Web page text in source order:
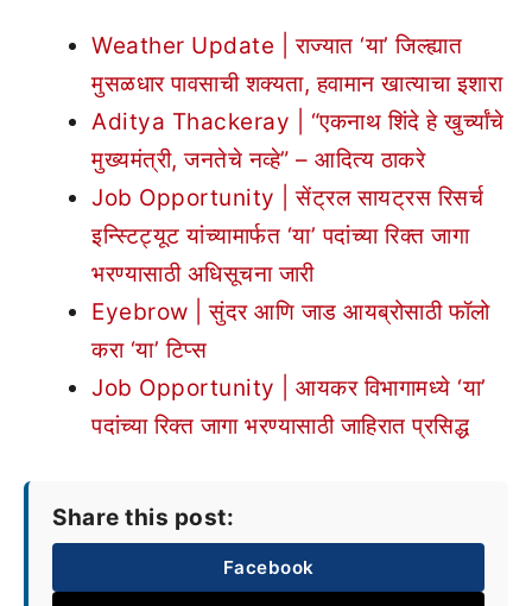
Weather Update | राज्यात ‘या’ जिल्ह्यात
मुसळधार पावसाची शक्यता, हवामान खात्याचा इशारा
Aditya Thackeray | “एकनाथ शिंदे हे खुर्च्यांचे
मुख्यमंत्री, जनतेचे नव्हे” – आदित्य ठाकरे
Job Opportunity | सेंट्रल सायट्रस रिसर्च
इन्स्टिट्यूट यांच्यामार्फत ‘या’ पदांच्या रिक्त जागा
भरण्यासाठी अधिसूचना जारी
Eyebrow | सुंदर आणि जाड आयब्रोसाठी फॉलो
करा ‘या’ टिप्स
Job Opportunity | आयकर विभागामध्ये ‘या’
पदांच्या रिक्त जागा भरण्यासाठी जाहिरात प्रसिद्ध
Share this post:
Facebook